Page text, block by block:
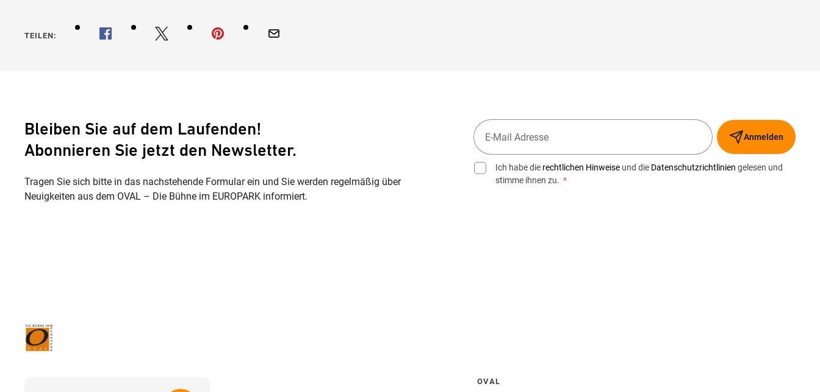
TEILEN:
Bleiben Sie auf dem Laufenden!
Abonnieren Sie jetzt den Newsletter.
Tragen Sie sich bitte in das nachstehende Formular ein und Sie werden regelmäßig über
Neuigkeiten aus dem OVAL – Die Bühne im EUROPARK informiert.
Anmelden
Ich habe die rechtlichen Hinweise und die Datenschutzrichtlinien gelesen und
stimme ihnen zu. *
OVAL